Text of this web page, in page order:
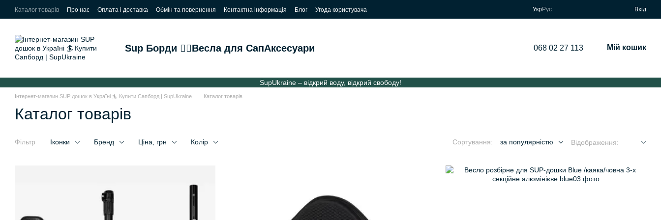
Перейти до основного контенту
Каталог товарів Про нас Оплата і доставка Обмін та повернення Контактна інформація Блог Угода користувача УкрРус Вхід
Sup Борди 🏄‍♂️Весла для СапАксесуари 068 02 27 113 Мій кошик
SupUkraine – відкрий воду, відкрий свободу!
Інтернет-магазин SUP дошок в Україні 🏄 Купити Сапборд | SupUkraine Каталог товарів
Каталог товарів
Фільтр Іконки Бренд Ціна, грн Колір Сортування: за популярністю Відображення: